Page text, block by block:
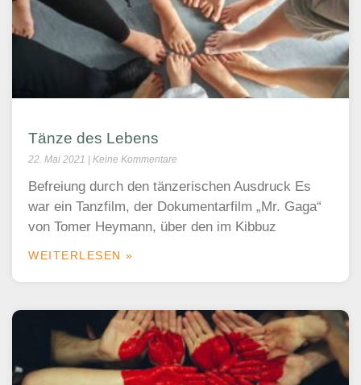
Tänze des Lebens
22. Mai 2021 Keine Kommentare
Befreiung durch den tänzerischen Ausdruck Es
war ein Tanzfilm, der Dokumentarfilm „Mr. Gaga“
von Tomer Heymann, über den im Kibbuz
WEITERLESEN »